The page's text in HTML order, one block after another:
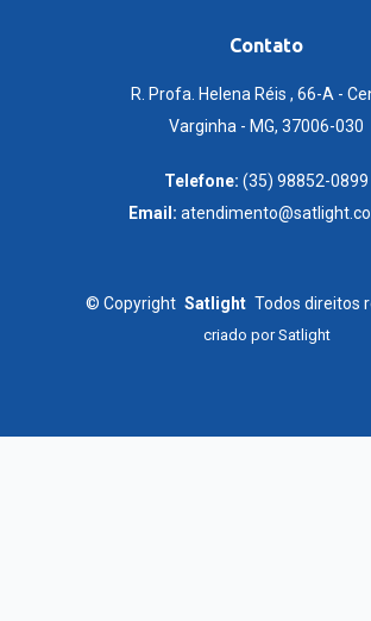
Contato
R. Profa. Helena Réis , 66-A -
Varginha - MG, 37006-030
Telefone: (35) 98852-0899
Email:
© Copyright Satlight Todos direitos
criado porSatlight